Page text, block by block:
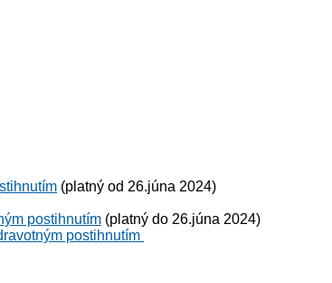
(platný od 26.júna 2024)
postihnutím (platný do 26.júna 2024)
postihnutím